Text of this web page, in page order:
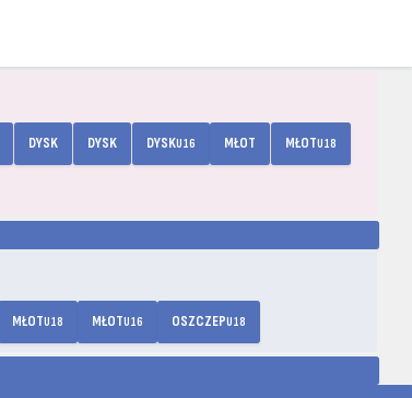
DYSK DYSK DYSKU16 MŁOT MŁOTU18
MŁOTU18 MŁOTU16 OSZCZEPU18